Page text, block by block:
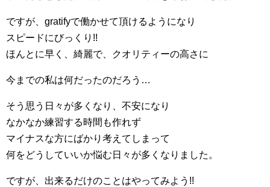
ですが、gratifyで働かせて頂けるようになり
スピードにびっくり!!
ほんとに早く、綺麗で、クオリティーの高さに
今までの私は何だったのだろう…
そう思う日々が多くなり、不安になり
なかなか練習する時間も作れず
マイナスな方にばかり考えてしまって
何をどうしていいか悩む日々が多くなりました。
ですが、出来るだけのことはやってみよう!!